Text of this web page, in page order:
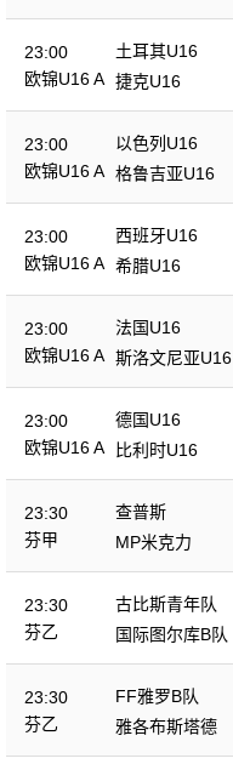
23:00
欧锦U16 A
土耳其U16
捷克U16
23:00
欧锦U16 A
以色列U16
格鲁吉亚U16
23:00
欧锦U16 A
西班牙U16
希腊U16
23:00
欧锦U16 A
法国U16
斯洛文尼亚U16
23:00
欧锦U16 A
德国U16
比利时U16
23:30
芬甲
查普斯
MP米克力
23:30
芬乙
古比斯青年队
国际图尔库B队
23:30
芬乙
FF雅罗B队
雅各布斯塔德